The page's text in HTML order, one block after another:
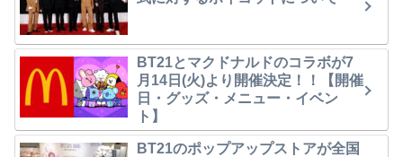
BT21とマクドナルドのコラボが7
月14日(火)より開催決定！！【開催
日・グッズ・メニュー・イベン
ト】
BT21のポップアップストアが全国